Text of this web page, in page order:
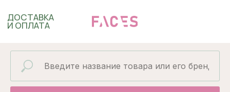
И ОПЛАТА